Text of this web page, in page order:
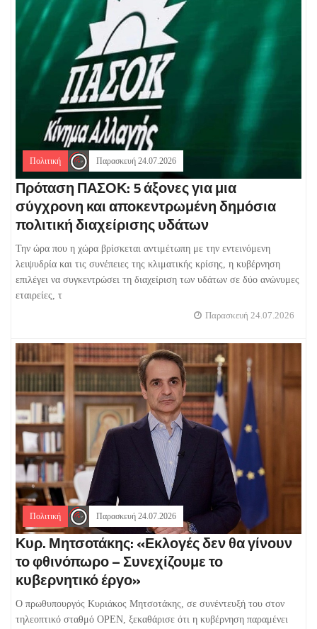
Πολιτική Παρασκευή 24.07.2026
Πρόταση ΠΑΣΟΚ: 5 άξονες για μια
σύγχρονη και αποκεντρωμένη δημόσια
πολιτική διαχείρισης υδάτων
Την ώρα που η χώρα βρίσκεται αντιμέτωπη με την εντεινόμενη
λειψυδρία και τις συνέπειες της κλιματικής κρίσης, η κυβέρνηση
επιλέγει να συγκεντρώσει τη διαχείριση των υδάτων σε δύο ανώνυμες
εταιρείες, τ
Παρασκευή 24.07.2026
Πολιτική Παρασκευή 24.07.2026
Κυρ. Μητσοτάκης: «Εκλογές δεν θα γίνουν
το φθινόπωρο – Συνεχίζουμε το
κυβερνητικό έργο»
Ο πρωθυπουργός Κυριάκος Μητσοτάκης, σε συνέντευξή του στον
τηλεοπτικό σταθμό OPEN, ξεκαθάρισε ότι η κυβέρνηση παραμένει